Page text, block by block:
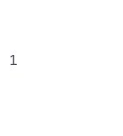
1